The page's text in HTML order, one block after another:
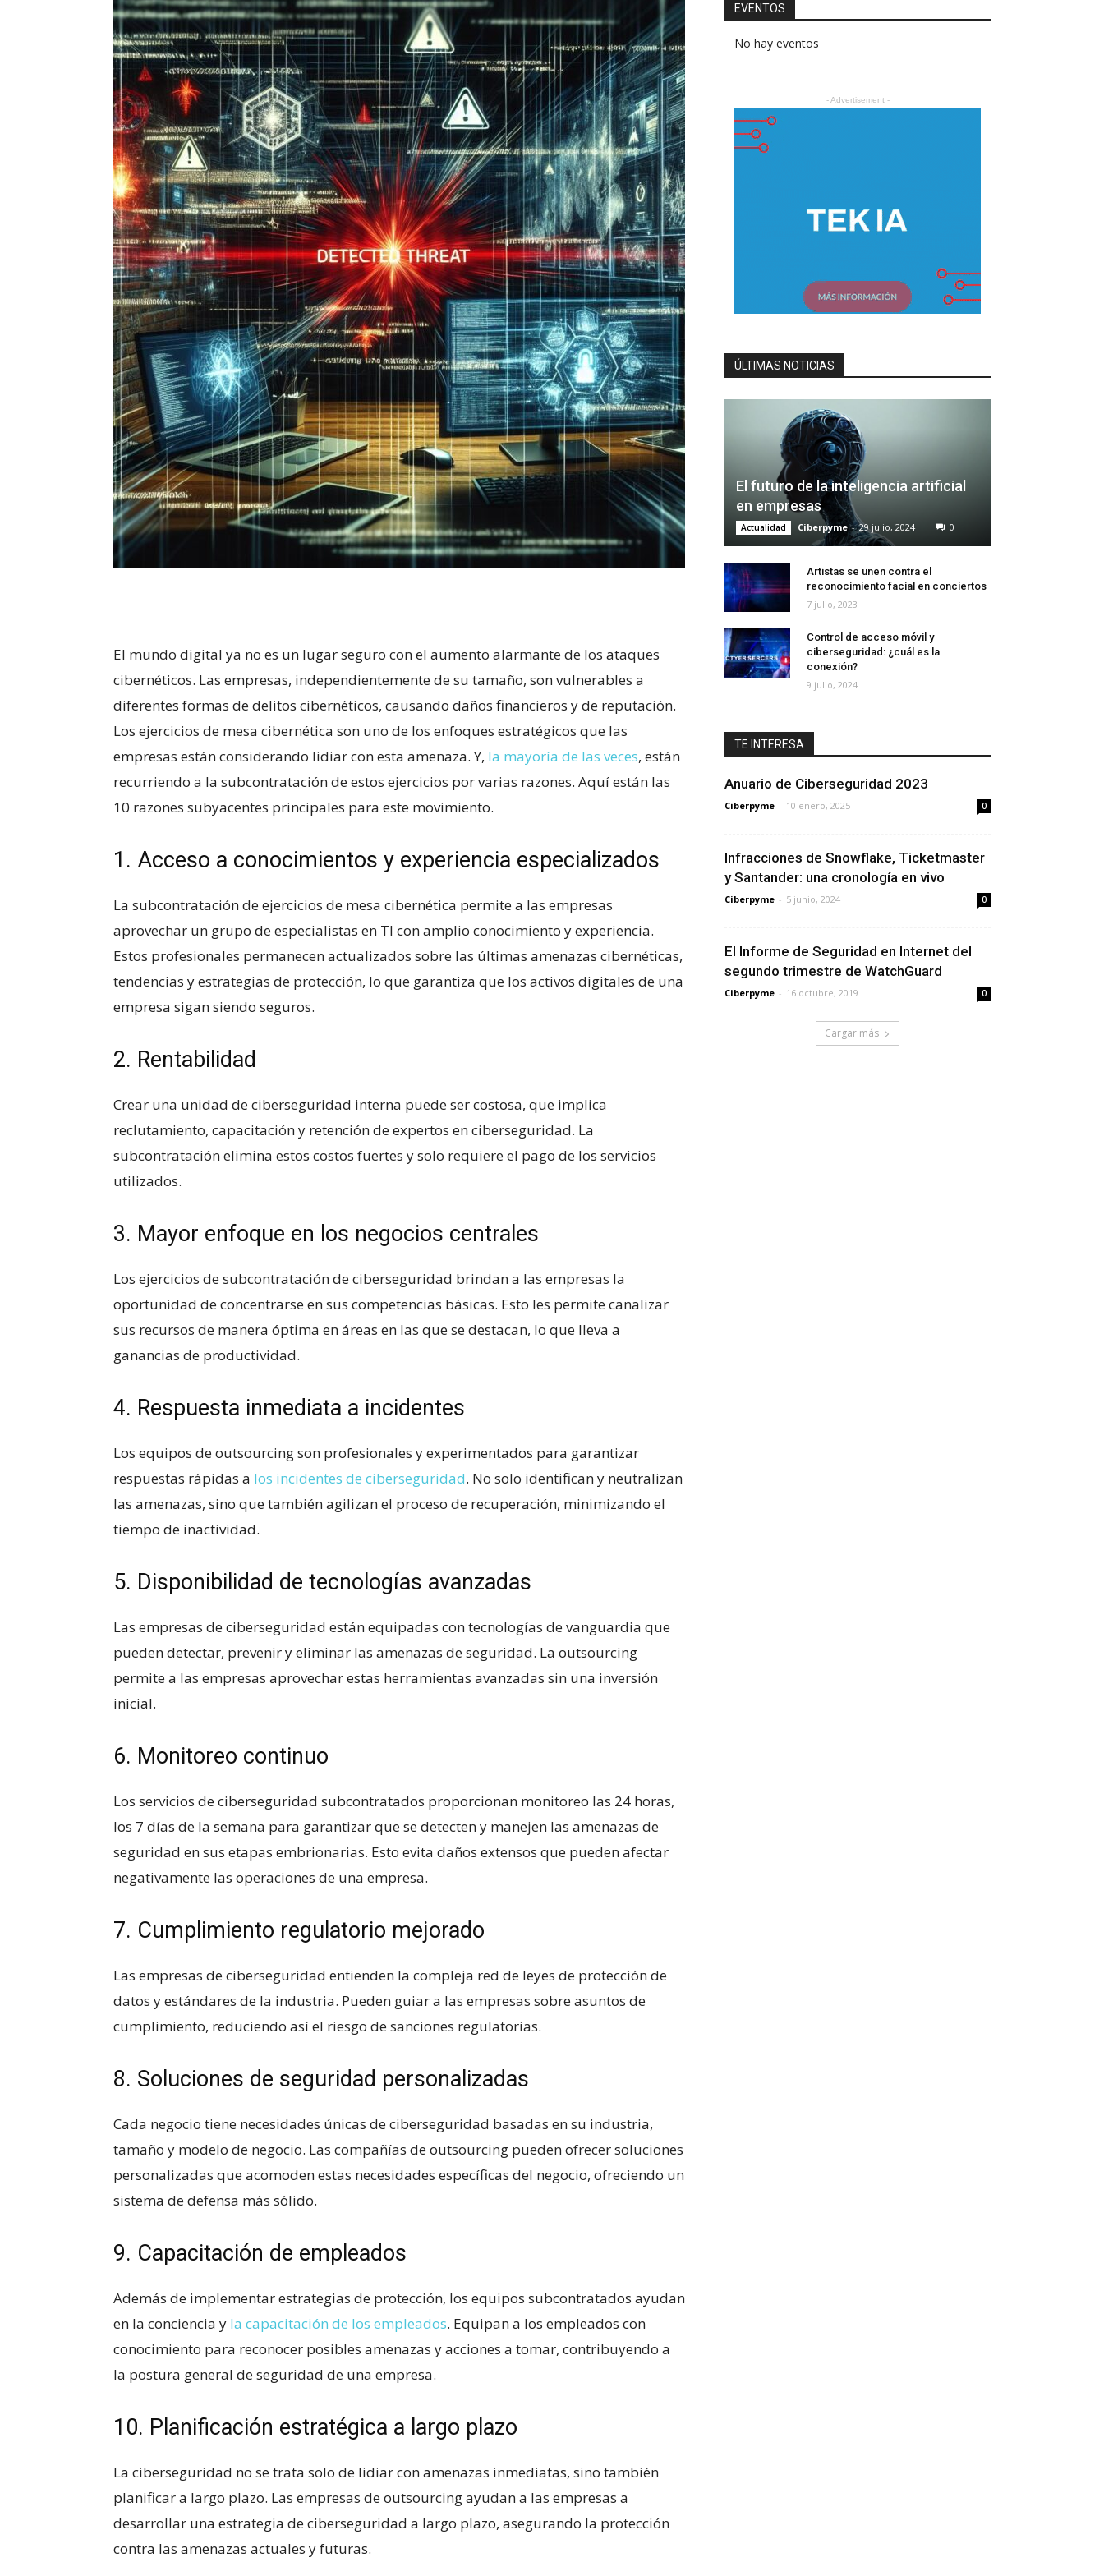
El mundo digital ⁢ya no ⁢es un lugar ⁤seguro con el aumento alarmante de los ataques
cibernéticos. Las empresas, independientemente de su tamaño, son vulnerables a
diferentes formas de delitos cibernéticos, causando daños financieros y de reputación.
Los ejercicios ⁣de mesa cibernética son uno de los enfoques‍ estratégicos que⁣ las
empresas están considerando lidiar con esta amenaza.​ Y, la mayoría de las veces, están
recurriendo a‍ la subcontratación ‍de estos ejercicios por varias razones. Aquí están las‌
10 ⁤razones subyacentes principales para este movimiento.
1. Acceso a conocimientos y ‍experiencia especializados
La subcontratación de ejercicios de mesa cibernética permite a las empresas
aprovechar un grupo de​ especialistas en TI con amplio‍ conocimiento y experiencia.
Estos profesionales permanecen actualizados sobre ‌las últimas amenazas cibernéticas,
tendencias⁣ y ‍estrategias de protección, lo que garantiza que los activos digitales de una
empresa sigan siendo seguros.
2. Rentabilidad
Crear una unidad de ciberseguridad interna puede ⁤ser costosa, que⁣ implica
reclutamiento, capacitación y retención de expertos​ en ‌ciberseguridad. La‌
subcontratación elimina estos ⁤costos ‍fuertes y solo requiere ​el pago de los servicios
utilizados.
3. Mayor enfoque en ⁣los negocios centrales
Los ejercicios de subcontratación ​de ciberseguridad brindan a las empresas la
oportunidad de concentrarse ‍en sus competencias básicas. Esto les permite canalizar
sus recursos de manera óptima en áreas en las ⁤que se destacan, lo que lleva a
ganancias de productividad.
4. Respuesta inmediata a incidentes
Los equipos de outsourcing ⁤son profesionales y experimentados para garantizar
respuestas rápidas a⁢ los incidentes de ciberseguridad. No solo ​identifican y neutralizan
las amenazas,‍ sino que también agilizan el proceso de recuperación, minimizando el
tiempo de ⁢inactividad.
5. Disponibilidad ‍de tecnologías avanzadas
Las empresas de ciberseguridad están equipadas ‍con tecnologías de vanguardia que ​
pueden detectar, prevenir y eliminar ‍las amenazas de‍ seguridad. La outsourcing
permite a las empresas aprovechar estas herramientas‍ avanzadas sin‌ una ‍inversión
inicial.
6. Monitoreo continuo
Los servicios de ‌ciberseguridad subcontratados ‌proporcionan monitoreo las⁤ 24 horas,
los 7 días de la semana para garantizar‍ que se detecten y manejen las amenazas de
seguridad en sus etapas⁢ embrionarias. Esto evita daños extensos ⁤que pueden afectar
negativamente​ las operaciones de una empresa.
7. Cumplimiento regulatorio mejorado
Las⁢ empresas de ciberseguridad entienden la compleja red de leyes de protección de
⁢datos y estándares de ​la ‌industria. Pueden⁣ guiar a las empresas sobre asuntos de
cumplimiento, reduciendo así⁣ el riesgo⁣ de sanciones regulatorias.
8. Soluciones de seguridad personalizadas
Cada negocio tiene necesidades únicas de ciberseguridad basadas en su industria,‌
tamaño y modelo de negocio. Las ​compañías de outsourcing pueden ofrecer soluciones
personalizadas que ​acomoden estas necesidades específicas del negocio, ofreciendo un
sistema de defensa ⁤más sólido.
9. Capacitación de empleados
Además de implementar estrategias de protección, los equipos⁢ subcontratados ayudan
en la‌ conciencia y ⁤ la capacitación de los empleados. Equipan a los empleados con
conocimiento para reconocer posibles amenazas y ‌acciones a‌ tomar, contribuyendo a
la postura general de seguridad de una‌ empresa.
10. Planificación estratégica a largo⁤ plazo
La ciberseguridad no se trata solo de ‍lidiar con amenazas inmediatas, sino también
planificar a largo plazo. Las empresas de outsourcing ayudan a las empresas a
desarrollar‍ una estrategia de ciberseguridad a​ largo plazo, asegurando⁤ la protección
contra las amenazas⁢ actuales y futuras.
EVENTOS
No hay eventos
- Advertisement -
ÚLTIMAS NOTICIAS
El futuro de la inteligencia artificial
en empresas
Actualidad Ciberpyme - 29 julio, 2024 0
Artistas se unen contra el
reconocimiento facial en conciertos
7 julio, 2023
Control de acceso móvil y
ciberseguridad: ¿cuál es la
conexión?
9 julio, 2024
TE INTERESA
Anuario de Ciberseguridad 2023
Ciberpyme - 10 enero, 2025 0
Infracciones de Snowflake, Ticketmaster
y Santander: una cronología en vivo
Ciberpyme - 5 junio, 2024 0
El Informe de Seguridad en Internet del
segundo trimestre de WatchGuard
Ciberpyme - 16 octubre, 2019 0
Cargar más